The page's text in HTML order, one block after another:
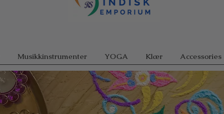
Musikkinstrumenter YOGA Klær Accessories